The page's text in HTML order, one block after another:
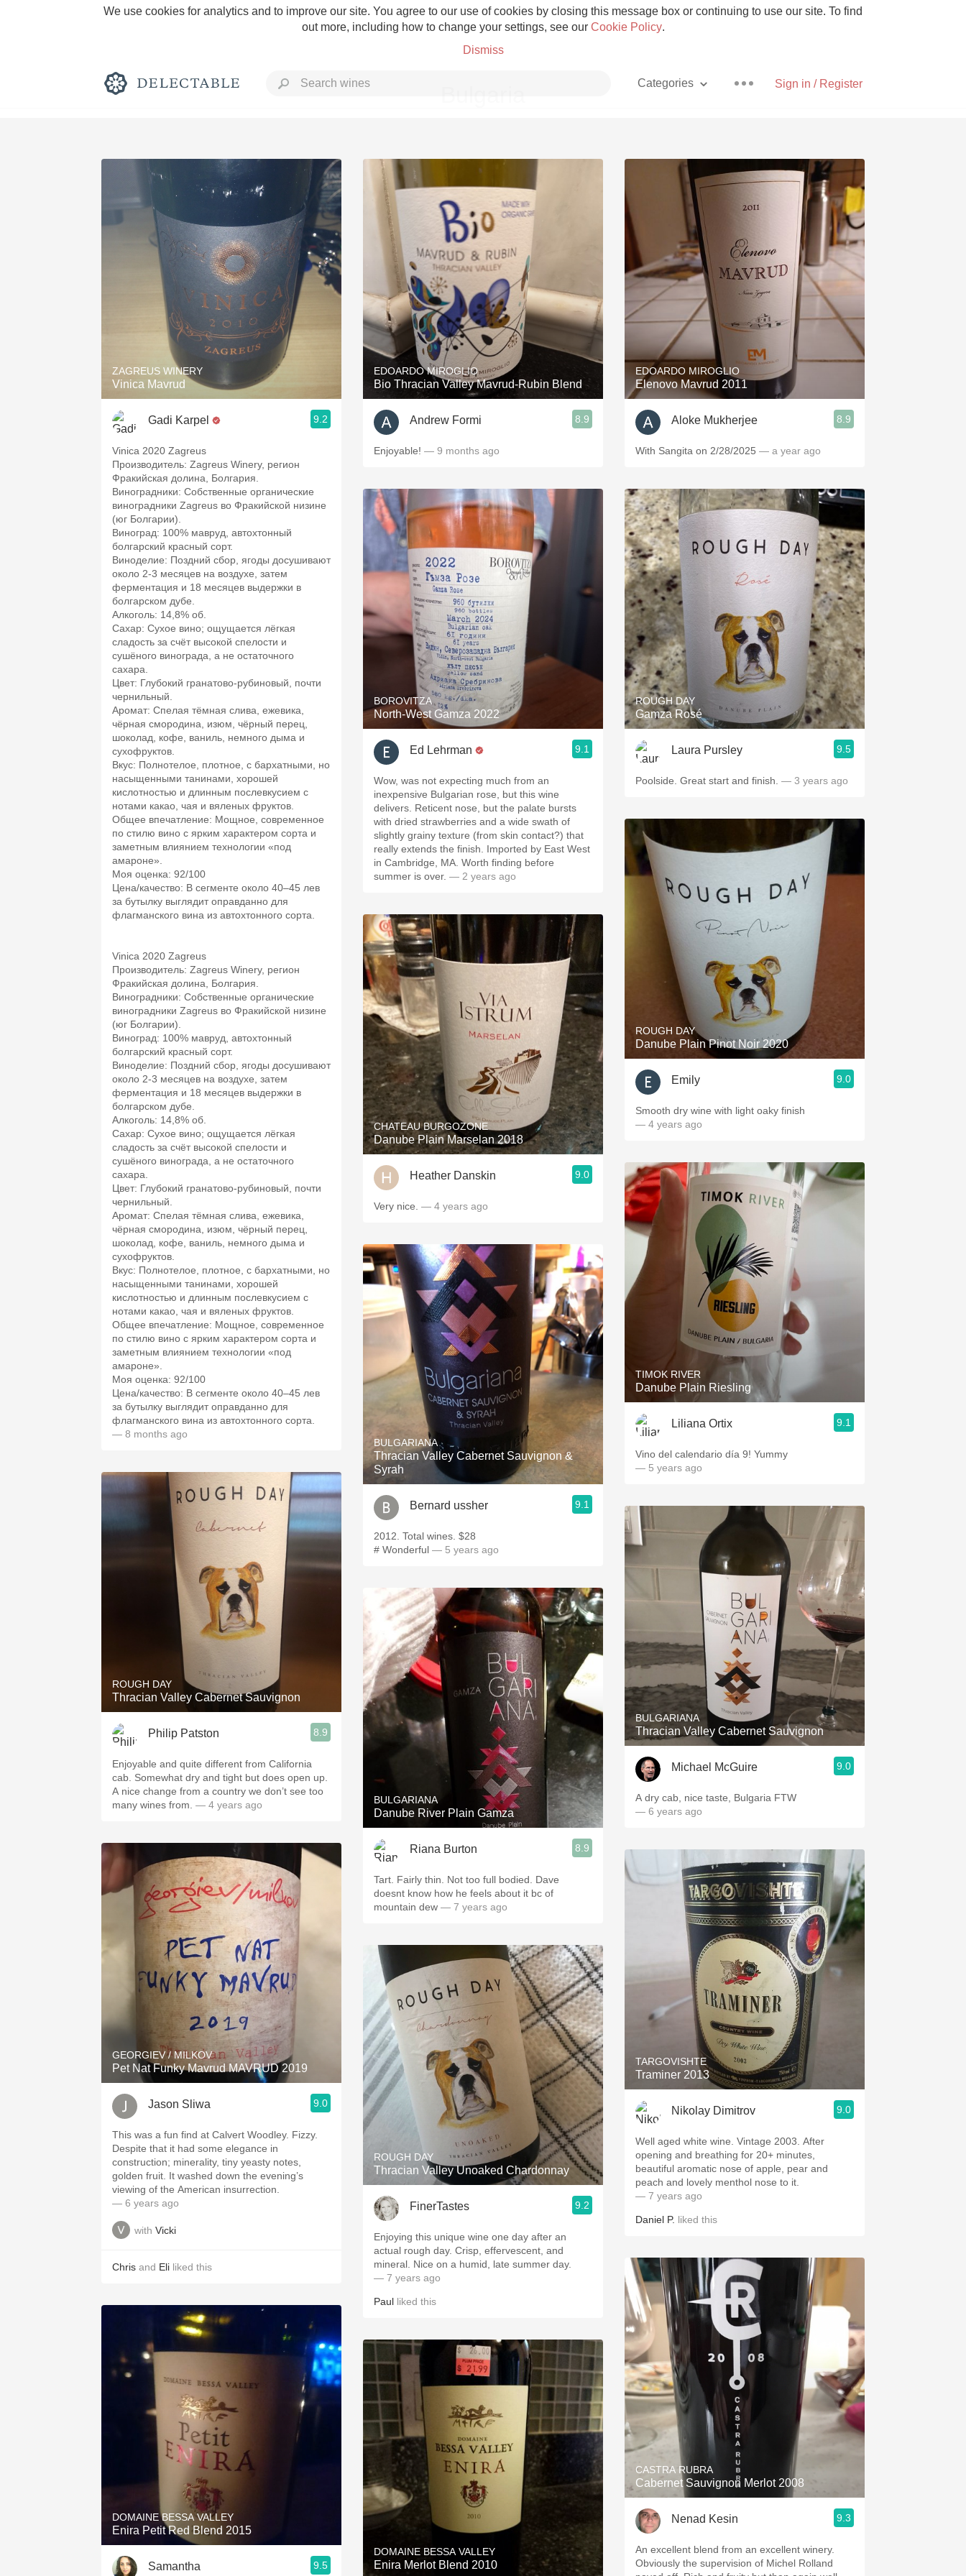
We use cookies for analytics and to improve our site. You agree to our use of cookies by closing this message box or continuing to use our site. To find
out more, including how to change your settings, see our Cookie Policy.
Dismiss
Sign in / Register
Categories
Rich and Bold Grower Champagne Pizza
Classic Napa Etna Rosso With Goat Cheese
Tawny Port Skin Contact Unicorn
1982 Bordeaux Acidity Hops
Oaky 2010 Chablis Sour Beer
QPR Oregon Pinot
Buttery Coravin Mezcal
ZAGREUS WINERY
Vinica Mavrud
Gadi Karpel 9.2
Vinica 2020 Zagreus
Производитель: Zagreus Winery, регион
Фракийская долина, Болгария.​
Виноградники: Собственные органические
виноградники Zagreus во Фракийской низине
(юг Болгарии).​
Виноград: 100% мавруд, автохтонный
болгарский красный сорт.​
Виноделие: Поздний сбор, ягоды досушивают
около 2-3 месяцев на воздухе, затем
ферментация и 18 месяцев выдержки в
болгарском дубе.​
Алкоголь: 14,8% об.​
Сахар: Сухое вино; ощущается лёгкая
сладость за счёт высокой спелости и
сушёного винограда, а не остаточного
сахара.​
Цвет: Глубокий гранатово‑рубиновый, почти
чернильный.​
Аромат: Спелая тёмная слива, ежевика,
чёрная смородина, изюм, чёрный перец,
шоколад, кофе, ваниль, немного дыма и
сухофруктов.​
Вкус: Полнотелое, плотное, с бархатными, но
насыщенными танинами, хорошей
кислотностью и длинным послевкусием с
нотами какао, чая и вяленых фруктов.​
Общее впечатление: Мощное, современное
по стилю вино с ярким характером сорта и
заметным влиянием технологии «под
амароне».​
Моя оценка: 92/100
Цена/качество: В сегменте около 40–45 лев
за бутылку выглядит оправданно для
флагманского вина из автохтонного сорта.​
Vinica 2020 Zagreus
Производитель: Zagreus Winery, регион
Фракийская долина, Болгария.​
Виноградники: Собственные органические
виноградники Zagreus во Фракийской низине
(юг Болгарии).​
Виноград: 100% мавруд, автохтонный
болгарский красный сорт.​
Виноделие: Поздний сбор, ягоды досушивают
около 2-3 месяцев на воздухе, затем
ферментация и 18 месяцев выдержки в
болгарском дубе.​
Алкоголь: 14,8% об.​
Сахар: Сухое вино; ощущается лёгкая
сладость за счёт высокой спелости и
сушёного винограда, а не остаточного
сахара.​
Цвет: Глубокий гранатово‑рубиновый, почти
чернильный.​
Аромат: Спелая тёмная слива, ежевика,
чёрная смородина, изюм, чёрный перец,
шоколад, кофе, ваниль, немного дыма и
сухофруктов.​
Вкус: Полнотелое, плотное, с бархатными, но
насыщенными танинами, хорошей
кислотностью и длинным послевкусием с
нотами какао, чая и вяленых фруктов.​
Общее впечатление: Мощное, современное
по стилю вино с ярким характером сорта и
заметным влиянием технологии «под
амароне».​
Моя оценка: 92/100
Цена/качество: В сегменте около 40–45 лев
за бутылку выглядит оправданно для
флагманского вина из автохтонного сорта.​
— 8 months ago
ROUGH DAY
Thracian Valley Cabernet Sauvignon
Philip Patston 8.9
Enjoyable and quite different from California
cab. Somewhat dry and tight but does open up.
A nice change from a country we don’t see too
many wines from. — 4 years ago
GEORGIEV / MILKOV
Pet Nat Funky Mavrud MAVRUD 2019
Jason Sliwa 9.0
This was a fun find at Calvert Woodley. Fizzy.
Despite that it had some elegance in
construction; minerality, tiny yeasty notes,
golden fruit. It washed down the evening’s
viewing of the American insurrection.
— 6 years ago
with Vicki
Chris and Eli liked this
DOMAINE BESSA VALLEY
Enira Petit Red Blend 2015
Samantha 9.5
EDOARDO MIROGLIO
Bio Thracian Valley Mavrud-Rubin Blend
Andrew Formi 8.9
Enjoyable! — 9 months ago
BOROVITZA
North-West Gamza 2022
Ed Lehrman 9.1
Wow, was not expecting much from an
inexpensive Bulgarian rose, but this wine
delivers. Reticent nose, but the palate bursts
with dried strawberries and a wide swath of
slightly grainy texture (from skin contact?) that
really extends the finish. Imported by East West
in Cambridge, MA. Worth finding before
summer is over. — 2 years ago
CHATEAU BURGOZONE
Danube Plain Marselan 2018
Heather Danskin 9.0
Very nice. — 4 years ago
BULGARIANA
Thracian Valley Cabernet Sauvignon &
Syrah
Bernard ussher 9.1
2012. Total wines. $28
# Wonderful — 5 years ago
BULGARIANA
Danube River Plain Gamza
Riana Burton 8.9
Tart. Fairly thin. Not too full bodied. Dave
doesnt know how he feels about it bc of
mountain dew — 7 years ago
ROUGH DAY
Thracian Valley Unoaked Chardonnay
FinerTastes 9.2
Enjoying this unique wine one day after an
actual rough day. Crisp, effervescent, and
mineral. Nice on a humid, late summer day.
— 7 years ago
Paul liked this
DOMAINE BESSA VALLEY
Enira Merlot Blend 2010
EDOARDO MIROGLIO
Elenovo Mavrud 2011
Aloke Mukherjee 8.9
With Sangita on 2/28/2025 — a year ago
ROUGH DAY
Gamza Rosé
Laura Pursley 9.5
Poolside. Great start and finish. — 3 years ago
ROUGH DAY
Danube Plain Pinot Noir 2020
Emily 9.0
Smooth dry wine with light oaky finish
— 4 years ago
TIMOK RIVER
Danube Plain Riesling
Liliana Ortix 9.1
Vino del calendario día 9! Yummy
— 5 years ago
BULGARIANA
Thracian Valley Cabernet Sauvignon
Michael McGuire 9.0
A dry cab, nice taste, Bulgaria FTW
— 6 years ago
TARGOVISHTE
Traminer 2013
Nikolay Dimitrov 9.0
Well aged white wine. Vintage 2003. After
opening and breathing for 20+ minutes,
beautiful aromatic nose of apple, pear and
peach and lovely menthol nose to it.
— 7 years ago
Daniel P. liked this
CASTRA RUBRA
Cabernet Sauvignon Merlot 2008
Nenad Kesin 9.3
An excellent blend from an excellent winery.
Obviously the supervision of Michel Rolland